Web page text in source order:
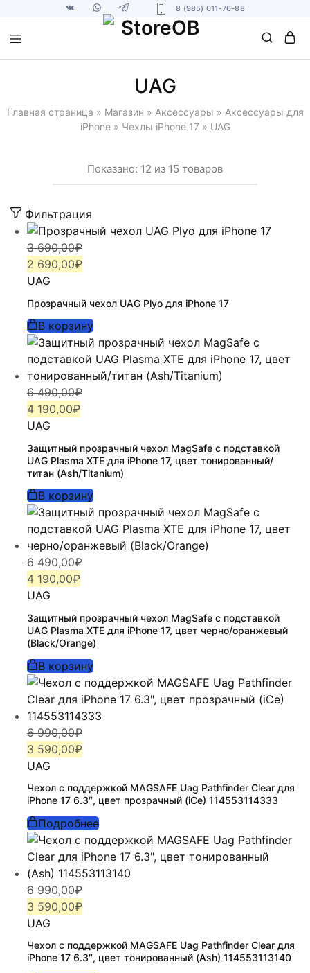
8 (985) 011-76-88
Главная страница » Магазин » Аксессуары » Аксессуары для
iPhone» Чехлы iPhone 17 » UAG
UAG
Показано: 12 из 15 товаров
Фильтрация
3 690,00₽
Первоначальная
цена
составляла
3
690,00₽.
2 690,00₽
Текущая
цена:
2
690,00₽.
UAG
Прозрачный чехол UAG Plyo для iPhone 17
В корзину
6 490,00₽
Первоначальная
цена
составляла
6
490,00₽.
4 190,00₽
Текущая
цена:
4
190,00₽.
UAG
Защитный прозрачный чехол MagSafe с подставкой
UAG Plasma XTE для iPhone 17, цвет тонированный/
титан (Ash/Titanium)
В корзину
6 490,00₽
Первоначальная
цена
составляла
6
490,00₽.
4 190,00₽
Текущая
цена:
4
190,00₽.
UAG
Защитный прозрачный чехол MagSafe с подставкой
UAG Plasma XTE для iPhone 17, цвет черно/оранжевый
(Black/Orange)
В корзину
6 990,00₽
Первоначальная
цена
составляла
6
990,00₽.
3 590,00₽
Текущая
цена:
3
590,00₽.
UAG
Чехол с поддержкой MAGSAFE Uag Pathfinder Clear для
iPhone 17 6.3″, цвет прозрачный (iCe) 114553114333
Подробнее
6 990,00₽
Первоначальная
цена
составляла
6
990,00₽.
3 590,00₽
Текущая
цена:
3
590,00₽.
UAG
Чехол с поддержкой MAGSAFE Uag Pathfinder Clear для
iPhone 17 6.3″, цвет тонированный (Ash) 114553113140